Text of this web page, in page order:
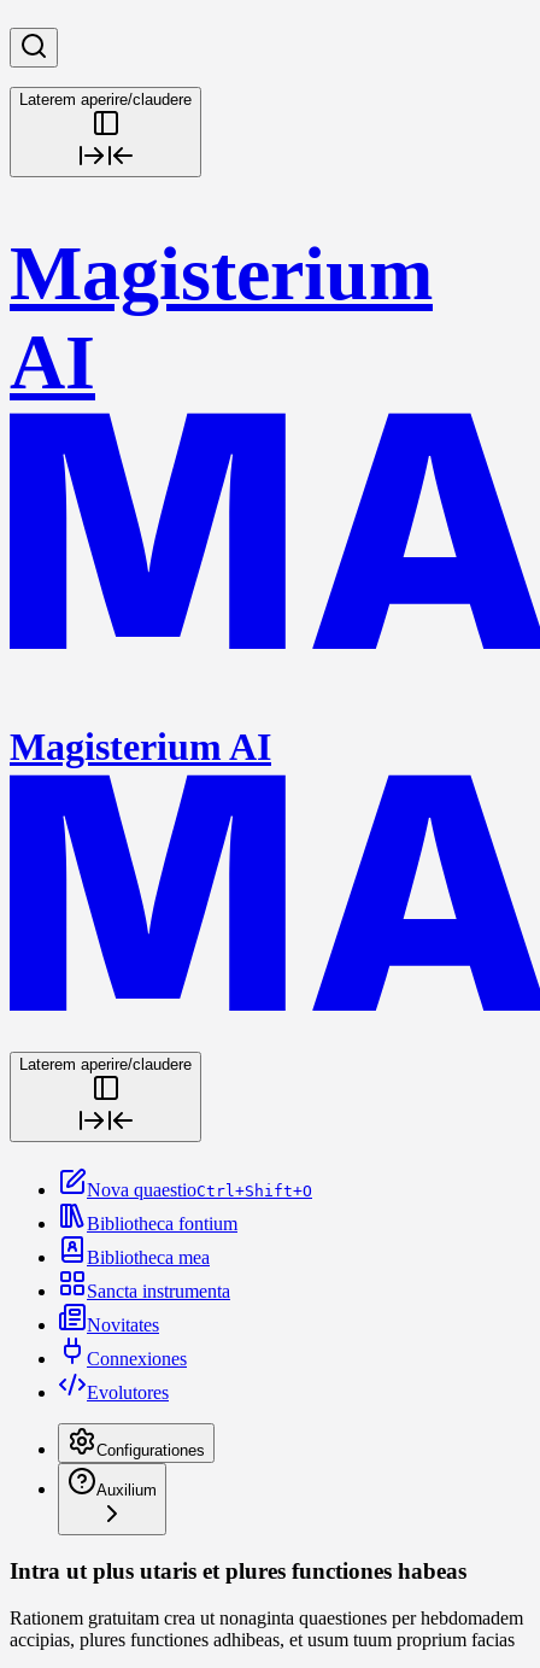
Laterem aperire/claudere
Magisterium
AI
Magisterium AI
Laterem aperire/claudere
Nova quaestioCtrl+Shift+O
Bibliotheca fontium
Bibliotheca mea
Sancta instrumenta
Novitates
Connexiones
Evolutores
Configurationes
Auxilium
Intra ut plus utaris et plures functiones habeas
Rationem gratuitam crea ut nonaginta quaestiones per hebdomadem
accipias, plures functiones adhibeas, et usum tuum proprium facias